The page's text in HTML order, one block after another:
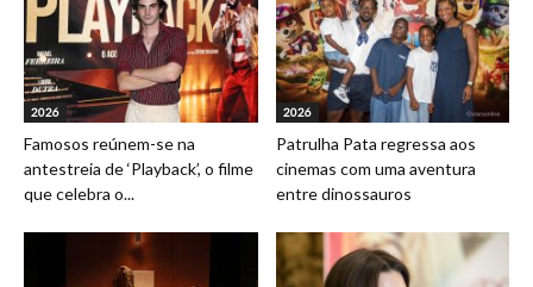
2026
Famosos reúnem-se na
antestreia de ‘Playback’, o filme
que celebra o...
2026
Patrulha Pata regressa aos
cinemas com uma aventura
entre dinossauros